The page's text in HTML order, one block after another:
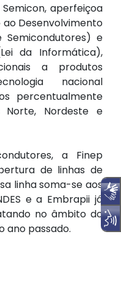
aperfeiçoa
Desenvolvimento
Semicondutores) e
da Informática),
a produtos
nacional
percentualmente
Nordeste e
a Finep
de linhas de
linha soma-se aos
e a Embrapii já
no âmbito do
ano passado.